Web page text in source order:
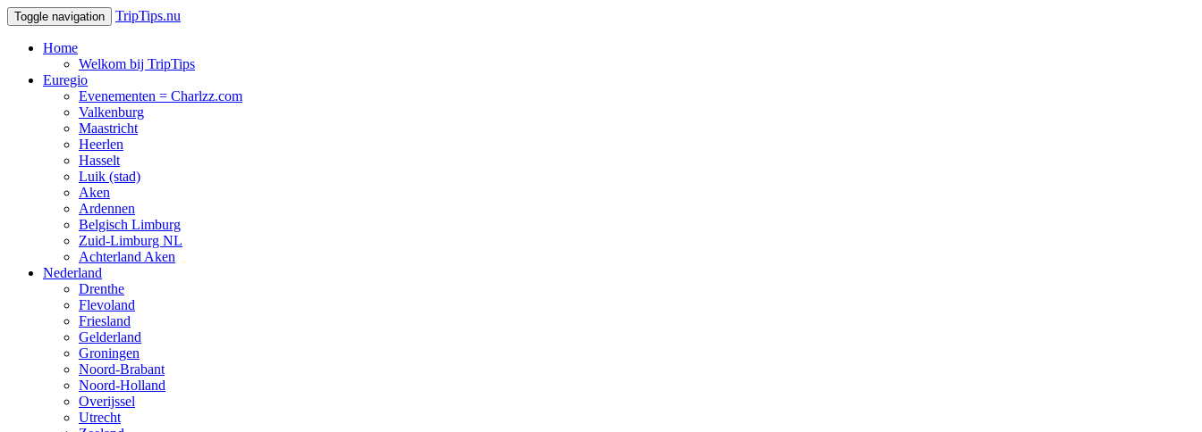
Toggle navigation TripTips.nu
Home
Welkom bij TripTips
Euregio
Evenementen = Charlzz.com
Valkenburg
Maastricht
Heerlen
Hasselt
Luik (stad)
Aken
Ardennen
Belgisch Limburg
Zuid-Limburg NL
Achterland Aken
Nederland
Drenthe
Flevoland
Friesland
Gelderland
Groningen
Noord-Brabant
Noord-Holland
Overijssel
Utrecht